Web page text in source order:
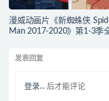
漫威动画片《新蜘蛛侠
Man 2017-2020》第1-3季
文) 官方纯净收藏版
720P/MKV/27.9G 动画片蜘
发表回复
登录... 后才能评论